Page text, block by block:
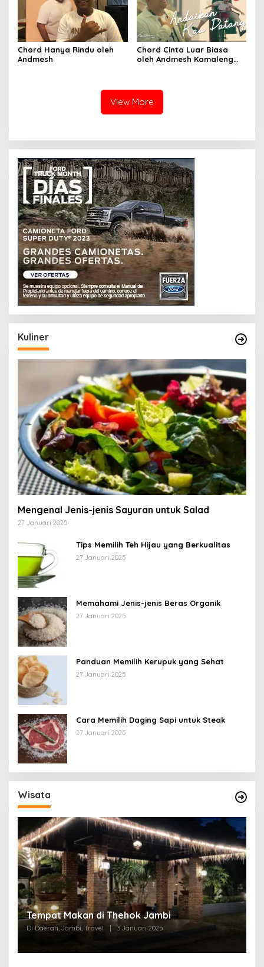
Chord Hanya Rindu oleh
Andmesh
Chord Cinta Luar Biasa
oleh Andmesh Kamaleng
View More
Kuliner
Mengenal Jenis-jenis Sayuran untuk Salad
27 Januari 2025
Tips Memilih Teh Hijau yang Berkualitas
27 Januari 2025
Memahami Jenis-jenis Beras Organik
27 Januari 2025
Panduan Memilih Kerupuk yang Sehat
27 Januari 2025
Cara Memilih Daging Sapi untuk Steak
27 Januari 2025
Wisata
Tempat Makan di Thehok Jambi
Di Daerah, Jambi, Travel 3 Januari 2025